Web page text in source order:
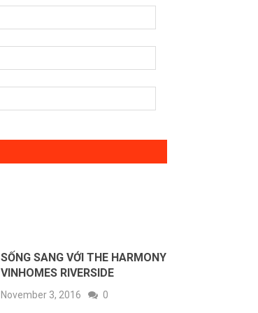
SỐNG SANG VỚI THE HARMONY
VINHOMES RIVERSIDE
November 3, 2016 0